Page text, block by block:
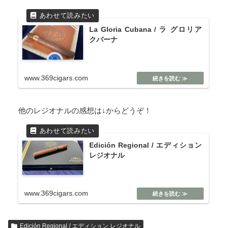
La Gloria Cubana / ラ グロリア
クバーナ
www.369cigars.com
他のレジオナルの感想は↓からどうぞ！
Edición Regional / エディション
レジオナル
www.369cigars.com
Edición Regional / エディション レジオナル